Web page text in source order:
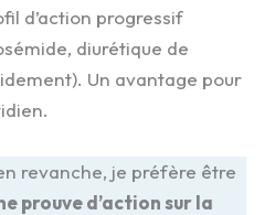
d’action progressif
diurétique de
Un avantage pour
revanche, je préfère être
prouve d’action sur la